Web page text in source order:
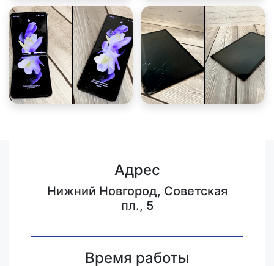
Адрес
Нижний Новгород, Советская
пл., 5
Время работы